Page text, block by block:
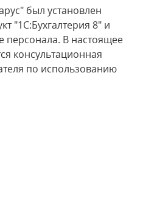
был установлен
"1С:Бухгалтерия 8" и
персонала. В настоящее
консультационная
по использованию